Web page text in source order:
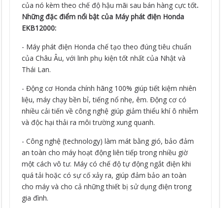
của nó kèm theo chế độ hậu mãi sau bán hàng cực tốt.
Những đặc điểm nổi bật của Máy phát điện Honda
EKB12000:
- Máy phát điện Honda chế tạo theo đúng tiêu chuẩn
của Châu Âu, với linh phụ kiện tốt nhất của Nhật và
Thái Lan.
- Động cơ Honda chính hãng 100% giúp tiết kiệm nhiên
liệu, máy chạy bền bỉ, tiếng nổ nhẹ, êm. Động cơ có
nhiều cải tiến về công nghệ giúp giảm thiểu khí ô nhiễm
và độc hại thải ra môi trường xung quanh.
- Công nghệ (technology) làm mát bằng gió, bảo đảm
an toàn cho máy hoạt động liên tiếp trong nhiều giờ
một cách vô tư. Máy có chế độ tự động ngắt điện khi
quá tải hoặc có sự cố xảy ra, giúp đảm bảo an toàn
cho máy và cho cả những thiết bị sử dụng điện trong
gia đình.